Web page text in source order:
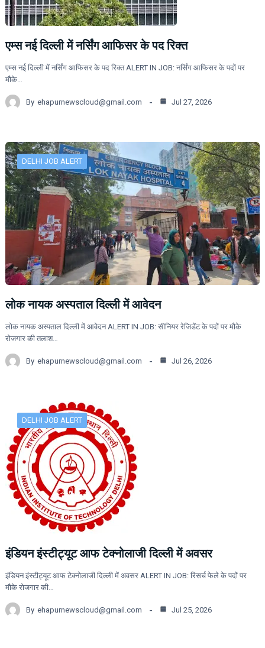
एम्स नई दिल्ली में नर्सिंग आफिसर के पद रिक्त
एम्स नई दिल्ली में नर्सिंग आफिसर के पद रिक्त ALERT IN JOB: नर्सिंग आफिसर के पदों पर
मौके…
By ehapurnewscloud@gmail.com Jul 27, 2026
DELHI JOB ALERT
लोक नायक अस्पताल दिल्ली में आवेदन
लोक नायक अस्पताल दिल्ली में आवेदन ALERT IN JOB: सीनियर रेजिडेंट के पदों पर मौके
रोजगार की तलाश…
By ehapurnewscloud@gmail.com Jul 26, 2026
DELHI JOB ALERT
इंडियन इंस्टीट्यूट आफ टेक्नोलाजी दिल्ली में अवसर
इंडियन इंस्टीट्यूट आफ टेक्नोलाजी दिल्ली में अवसर ALERT IN JOB: रिसर्च फेले के पदों पर
मौके रोजगार की…
By ehapurnewscloud@gmail.com Jul 25, 2026